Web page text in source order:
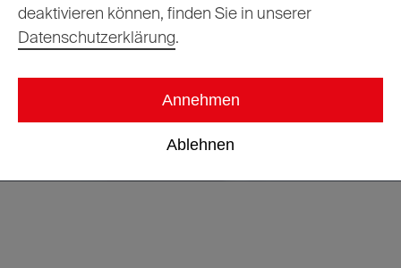
deaktivieren können, finden Sie in unserer
Datenschutzerklärung.
Annehmen
Ablehnen